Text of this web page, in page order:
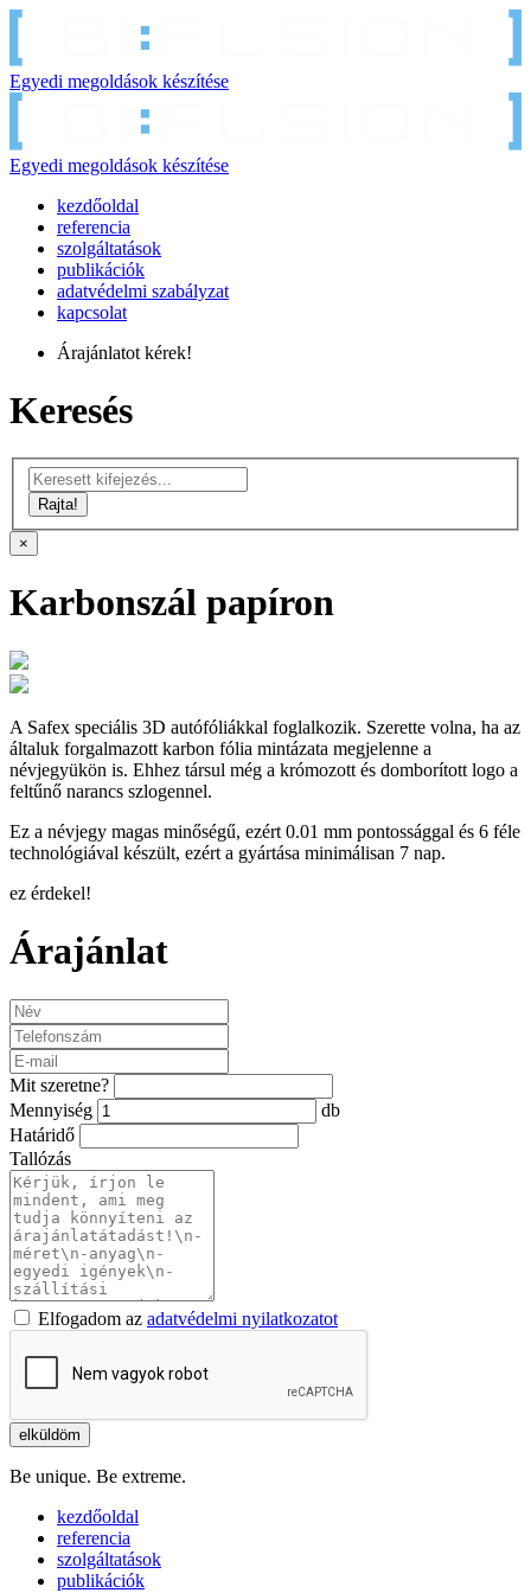
Egyedi megoldások készítése
Egyedi megoldások készítése
kezdőoldal
referencia
szolgáltatások
publikációk
adatvédelmi szabályzat
kapcsolat
Árajánlatot kérek!
Keresés
×
Karbonszál papíron
A Safex speciális 3D autófóliákkal foglalkozik. Szerette volna, ha az
általuk forgalmazott karbon fólia mintázata megjelenne a
névjegyükön is. Ehhez társul még a krómozott és domborított logo a
feltűnő narancs szlogennel.
Ez a névjegy magas minőségű, ezért 0.01 mm pontossággal és 6 féle
technológiával készült, ezért a gyártása minimálisan 7 nap.
ez érdekel!
Árajánlat
Mit szeretne?
Mennyiség
db
Határidő
Tallózás
Elfogadom az adatvédelmi nyilatkozatot
Be unique. Be extreme.
kezdőoldal
referencia
szolgáltatások
publikációk